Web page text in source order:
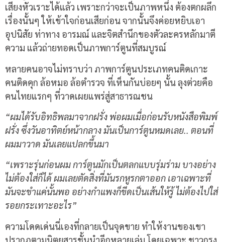
เสียงหัวเราะได้แล้ว เพราะกว่าจะเป็นภาพหนึ่ง ต้องตกผลึก
เรื่องนั้นๆ ให้เข้าใจก่อนเสียก่อน จากนั้นจึงค่อยหยิบเอา
อุปนิสัย ท่าทาง อารมณ์ และจิตสำนึกของตัวละครหลักมาตี
ความ แล้วถ่ายทอดเป็นภาพการ์ตูนที่สมบูรณ์
หลายคนอาจไม่ทราบว่า ภาพการ์ตูนประเภทคนติดเกาะ
คนติดคุก ล้อหมอ ล้อตำรวจ ที่เห็นกันบ่อยๆ นั้น ลุงต่วยคือ
คนไทยแรกๆ ที่วาดเผยแพร่สู่สาธารณชน
“ผมได้รับอิทธิพลมาจากฝรั่ง พ่อผมเมื่อก่อนรับหนังสือพิมพ์
ฝรั่ง ซึ่งวันอาทิตย์หน้ากลาง มันเป็นการ์ตูนหมดเลย.. ตอนที่
ผมมาวาด มันเลยแปลกขึ้นมา
“เพราะรุ่นก่อนผม การ์ตูนมักเป็นตลกแบบรุ่มร่าม บางอย่าง
ไม่ต้องใส่ก็ได้ ผมเลยตัดสิ่งที่มันรกหูรกตาออก เอาเฉพาะที่
มันจะขำแค่นั้นพอ อย่างกำแพงก็ขีดเป็นเส้นให้รู้ ไม่ต้องไปใส่
รอยกระเทาะอะไร”
ความโดดเด่นนี่เองที่กลายเป็นจุดขาย ทำให้งานของเขา
ปรากฏตามนิตยสารชั้นนำอีกหลายเล่ม โดยเฉพาะ ชาวกรุง